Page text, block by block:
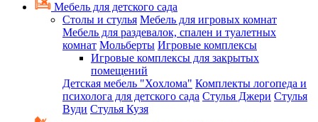
Мебель для детского сада
Столы и стулья Мебель для игровых комнат
Мебель для раздевалок, спален и туалетных
комнат Мольберты Игровые комплексы
Игровые комплексы для закрытых
помещений
Детская мебель "Хохлома" Комплекты логопеда и
психолога для детского сада Стулья Джери Стулья
Вуди Стулья Кузя